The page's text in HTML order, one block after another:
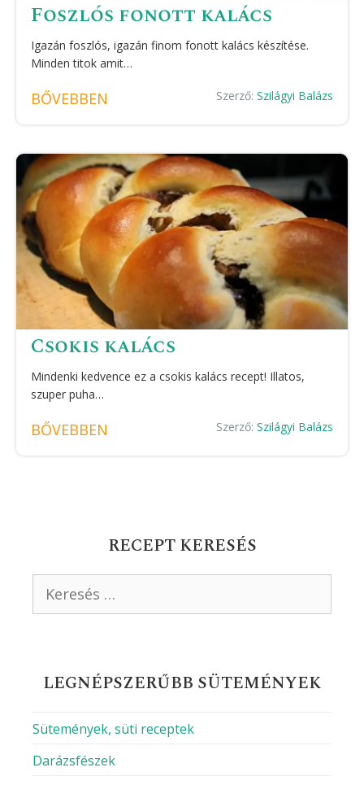
Foszlós fonott kalács
Igazán foszlós, igazán finom fonott kalács készítése.
Minden titok amit…
BŐVEBBEN Szerző: Szilágyi Balázs
Csokis kalács
Mindenki kedvence ez a csokis kalács recept! Illatos,
szuper puha…
BŐVEBBEN Szerző: Szilágyi Balázs
RECEPT KERESÉS
LEGNÉPSZERŰBB SÜTEMÉNYEK
Sütemények, süti receptek
Darázsfészek